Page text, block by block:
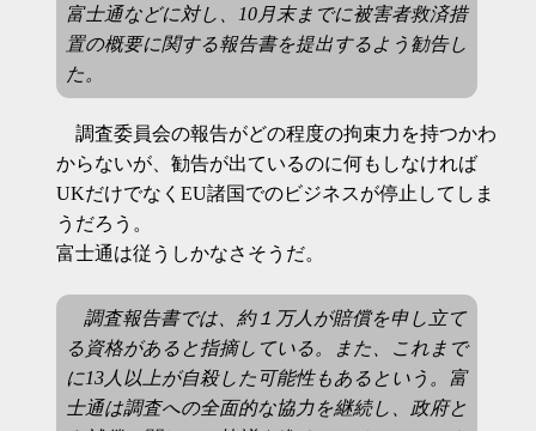
富士通などに対し、10月末までに被害者救済措
置の概要に関する報告書を提出するよう勧告し
た。
調査委員会の報告がどの程度の拘束力を持つかわ
からないが、勧告が出ているのに何もしなければ
UKだけでなくEU諸国でのビジネスが停止してしま
うだろう。
富士通は従うしかなさそうだ。
調査報告書では、約１万人が賠償を申し立て
る資格があると指摘している。また、これまで
に13人以上が自殺した可能性もあるという。富
士通は調査への全面的な協力を継続し、政府と